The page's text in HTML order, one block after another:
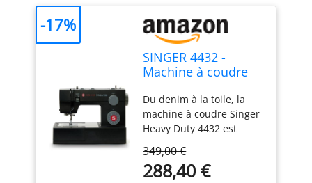
SINGER 4432 -
Machine à coudre
Du denim à la toile, la
machine à coudre Singer
Heavy Duty 4432 est
robustes.
349,00 €
288,40 €
-17%